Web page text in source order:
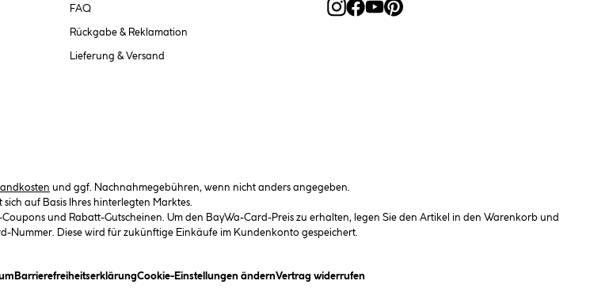
FAQ
Rückgabe & Reklamation
Lieferung & Versand
und ggf. Nachnahmegebühren, wenn nicht anders angegeben.
sich auf Basis Ihres hinterlegten Marktes.
und Rabatt-Gutscheinen. Um den BayWa-Card-Preis zu erhalten, legen Sie den Artikel in den Warenkorb und
Nummer. Diese wird für zukünftige Einkäufe im Kundenkonto gespeichert.
Dialogfeld)
(öffnet ein Dialogfeld)
Barrierefreiheitserklärung(öffnet ein Dialogfeld)
Cookie-Einstellungen ändern(öffnet ein Dialogfeld)
Vertrag widerrufen